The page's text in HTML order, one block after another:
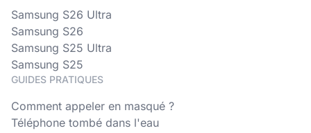
Samsung S26 Ultra
Samsung S26
Samsung S25 Ultra
Samsung S25
GUIDES PRATIQUES
Comment appeler en masqué ?
Téléphone tombé dans l'eau